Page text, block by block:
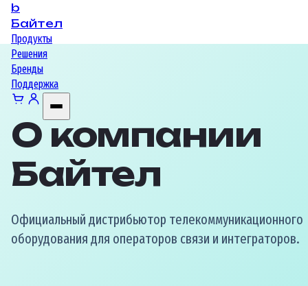
b
Байтел
Продукты
Решения
Бренды
Поддержка
О компании
Байтел
Официальный дистрибьютор телекоммуникационного
оборудования для операторов связи и интеграторов.